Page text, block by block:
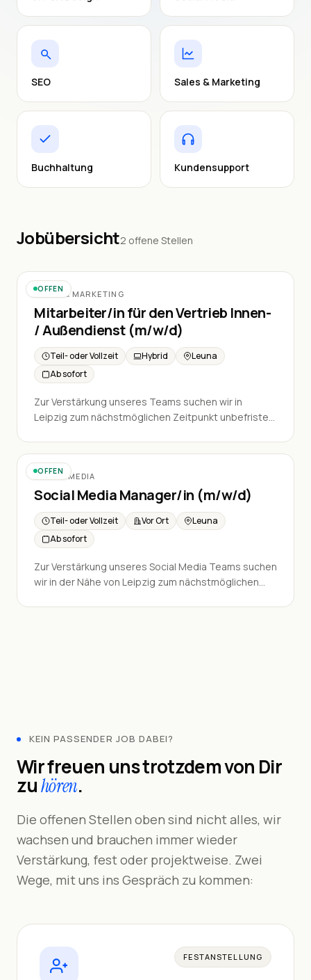
SEO Sales & Marketing
Buchhaltung Kundensupport
Jobübersicht2 offene Stellen
OFFEN
SALES & MARKETING
Mitarbeiter/in für den Vertrieb Innen-
/ Außendienst (m/w/d)
Teil- oder Vollzeit Hybrid
Leuna
Ab sofort
Zur Verstärkung unseres Teams suchen wir in
Leipzig zum nächstmöglichen Zeitpunkt unbefristet
OFFEN
SOCIAL MEDIA
Social Media Manager/in (m/w/d)
Teil- oder Vollzeit Vor Ort
Leuna
Ab sofort
Zur Verstärkung unseres Social Media Teams suchen
wir in der Nähe von Leipzig zum nächstmöglichen
KEIN PASSENDER JOB DABEI?
Wir freuen uns trotzdem von Dir
zuhören.
Die offenen Stellen oben sind nicht alles, wir
wachsen und brauchen immer wieder
Verstärkung, fest oder projektweise. Zwei
Wege, mit uns ins Gespräch zu kommen:
FESTANSTELLUNG